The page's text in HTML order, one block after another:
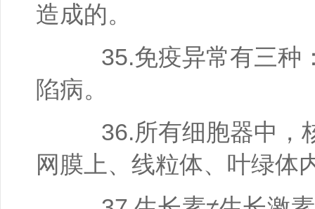
造成的。
35.免疫异常有三种
陷病。
36.所有细胞器中，
网膜上、线粒体、叶绿体